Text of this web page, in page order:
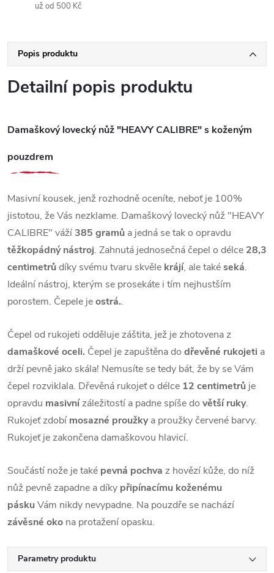
už od 500 Kč
Popis produktu
Detailní popis produktu
Damaškový lovecký nůž "HEAVY CALIBRE" s koženým
pouzdrem
Masivní kousek, jenž rozhodně oceníte, neboť je 100%
jistotou, že Vás nezklame. Damaškový lovecký nůž "HEAVY
CALIBRE" váží385 gramů a jedná se tak o opravdu
těžkopádný nástroj. Zahnutá jednosečná čepel o délce 28,3
centimetrůdíky svému tvaru skvěle krájí, ale takéseká.
Ideální nástroj, kterým se prosekáte i tím nejhustším
porostem. Čepele jeostrá..
Čepel od rukojeti odděluje záštita, jež je zhotovena z
damaškové oceli. Čepel je zapuštěna do dřevěné rukojeti a
drží pevně jako skála! Nemusíte se tedy bát, že by se Vám
čepel rozviklala. Dřevěná rukojeť o délce 12 centimetrů je
opravdu masivnízáležitostí a padne spíše do větší ruky.
Rukojeť zdobí mosazné proužkya proužky červené barvy.
Rukojeť je zakončena damaškovou hlavicí.
Součástí nože je také pevná pochva z hovězí kůže, do níž
nůž pevně zapadne a díky připínacímu koženému
páskuVám nikdy nevypadne. Na pouzdře se nachází
závěsné oko na protažení opasku.
Parametry produktu